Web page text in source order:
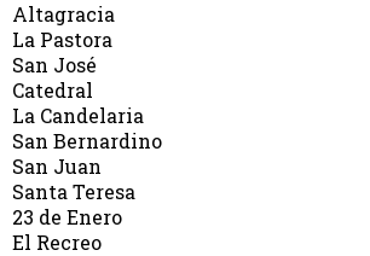
Altagracia
La Pastora
San José
Catedral
La Candelaria
San Bernardino
San Juan
Santa Teresa
23 de Enero
El Recreo